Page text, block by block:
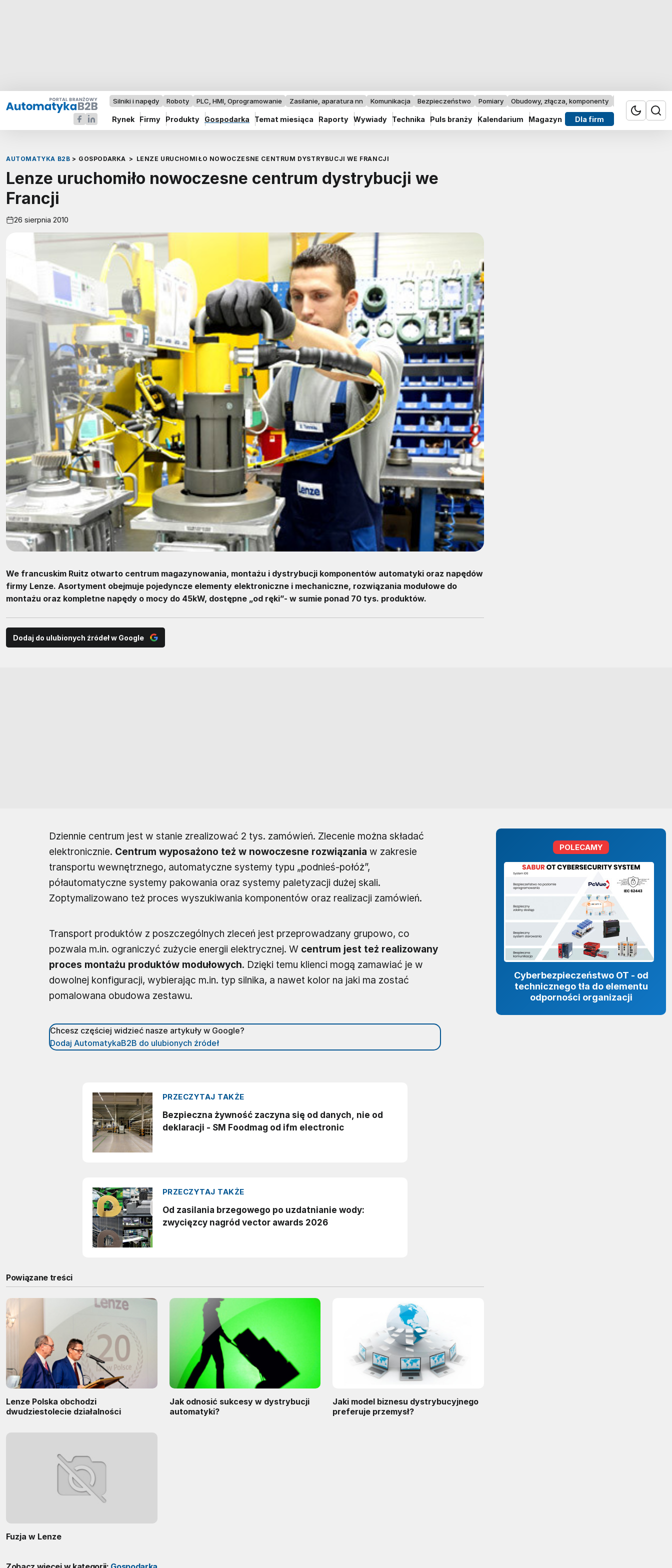
Silniki i napędy Roboty PLC, HMI, Oprogramowanie Zasilanie, aparatura nn Komunikacja Bezpieczeństwo Pomiary Obudowy, złącza, komponenty Przemysł 4.0
Rynek Firmy Produkty Gospodarka Temat miesiąca Raporty Wywiady Technika Puls branży Kalendarium Magazyn Dla firm
AUTOMATYKA B2B > GOSPODARKA > LENZE URUCHOMIŁO NOWOCZESNE CENTRUM DYSTRYBUCJI WE FRANCJI
Lenze uruchomiło nowoczesne centrum dystrybucji we
Francji
26 sierpnia 2010
We francuskim Ruitz otwarto centrum magazynowania, montażu i dystrybucji komponentów automatyki oraz napędów
firmy Lenze. Asortyment obejmuje pojedyncze elementy elektroniczne i mechaniczne, rozwiązania modułowe do
montażu oraz kompletne napędy o mocy do 45kW, dostępne „od ręki”- w sumie ponad 70 tys. produktów.
Dodaj do ulubionych źródeł w Google
Dziennie centrum jest w stanie zrealizować 2 tys. zamówień. Zlecenie można składać
elektronicznie. Centrum wyposażono też w nowoczesne rozwiązania w zakresie
transportu wewnętrznego, automatyczne systemy typu „podnieś-połóż”,
półautomatyczne systemy pakowania oraz systemy paletyzacji dużej skali.
Zoptymalizowano też proces wyszukiwania komponentów oraz realizacji zamówień.
Transport produktów z poszczególnych zleceń jest przeprowadzany grupowo, co
pozwala m.in. ograniczyć zużycie energii elektrycznej. W centrum jest też realizowany
proces montażu produktów modułowych. Dzięki temu klienci mogą zamawiać je w
dowolnej konfiguracji, wybierając m.in. typ silnika, a nawet kolor na jaki ma zostać
pomalowana obudowa zestawu.
Chcesz częściej widzieć nasze artykuły w Google?
Dodaj AutomatykaB2B do ulubionych źródeł
Powiązane treści
Lenze Polska obchodzi
dwudziestolecie działalności
Jak odnosić sukcesy w dystrybucji
automatyki?
Jaki model biznesu dystrybucyjnego
preferuje przemysł?
Fuzja w Lenze
POLECAMY
Cyberbezpieczeństwo OT - od
technicznego tła do elementu
odporności organizacji